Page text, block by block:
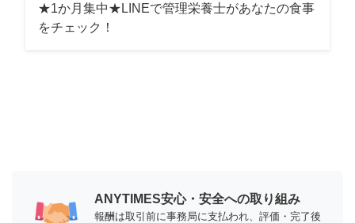
★1か月集中★LINEで管理栄養士があなたの食事
をチェック！
ANYTIMES安心・安全への取り組み
報酬は取引前に事務局に支払われ、評価・完了後